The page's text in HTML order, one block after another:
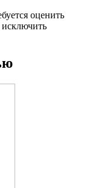
оценить
исключить